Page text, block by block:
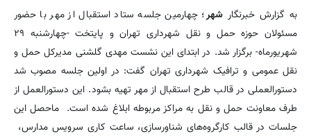
به گزارش خبرنگار شهر؛ چهارمین جلسه ستاد استقبال از مهر با حضور
مسئولان حوزه حمل و نقل شهرداری تهران و پایتخت -چهارشنبه ۲۹
شهریورماه- برگزار شد. در ابتدای این نشست مهدی گلشنی مدیرکل حمل و
نقل عمومی و ترافیک شهرداری تهران گفت: در اولین جلسه مصوب شد
دستورالعملی در قالب طرح استقبال از مهر تهیه بشود. این دستورالعمل از
طرف معاونت حمل و نقل به مراکز مربوطه ابلاغ شده است. ماحصل این
جلسات در قالب کارگروه‌های شناورسازی، ساعت کاری سرویس مدارس،